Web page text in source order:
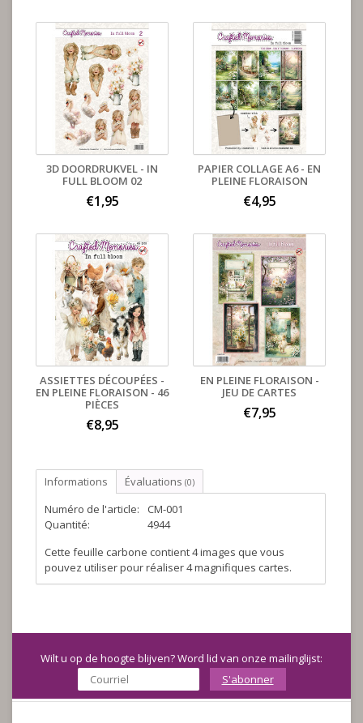
3D DOORDRUKVEL - IN
FULL BLOOM 02
€1,95
PAPIER COLLAGE A6 - EN
PLEINE FLORAISON
€4,95
ASSIETTES DÉCOUPÉES -
EN PLEINE FLORAISON - 46
PIÈCES
€8,95
EN PLEINE FLORAISON -
JEU DE CARTES
€7,95
Informations Évaluations (0)
Numéro de l'article:
CM-001
Quantité:
4944
Cette feuille carbone contient 4 images que vous
pouvez utiliser pour réaliser 4 magnifiques cartes.
Wilt u op de hoogte blijven? Word lid van onze mailinglijst:
S'abonner